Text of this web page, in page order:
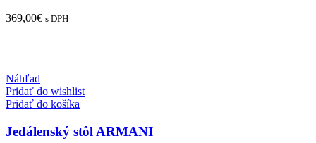
369,00€ s DPH
Náhľad
Pridať do wishlist
Pridať do košíka
Jedálenský stôl ARMANI